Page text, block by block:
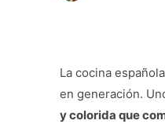
La cocina
en generación.
y colorida que